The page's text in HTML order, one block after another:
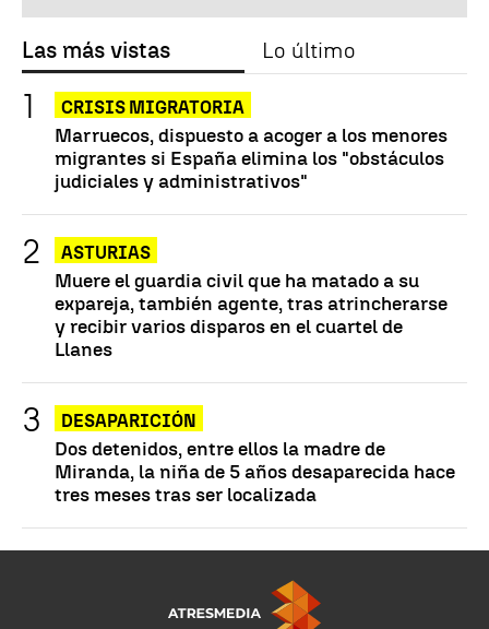
Las más vistas Lo último
CRISIS MIGRATORIA
Marruecos, dispuesto a acoger a los menores
migrantes si España elimina los "obstáculos
judiciales y administrativos"
ASTURIAS
Muere el guardia civil que ha matado a su
expareja, también agente, tras atrincherarse
y recibir varios disparos en el cuartel de
Llanes
DESAPARICIÓN
Dos detenidos, entre ellos la madre de
Miranda, la niña de 5 años desaparecida hace
tres meses tras ser localizada